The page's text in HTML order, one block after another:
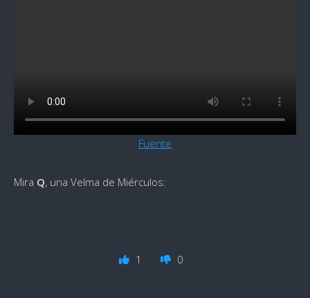
Fuente
Mira Q, una Velma de Miérculos:
1 0